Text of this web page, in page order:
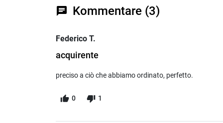
chat Kommentare (3)
Federico T.
acquirente
preciso a ciò che abbiamo ordinato, perfetto.
0 1